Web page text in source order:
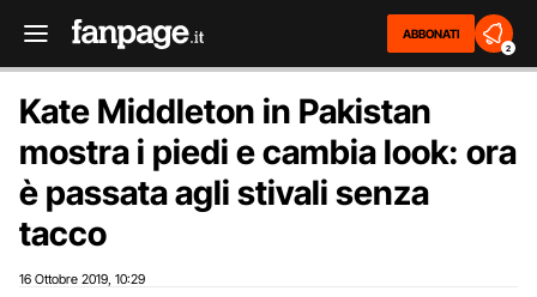
ABBONATI
2
Kate Middleton in Pakistan
mostra i piedi e cambia look: ora
è passata agli stivali senza
tacco
16 Ottobre 2019 10:29